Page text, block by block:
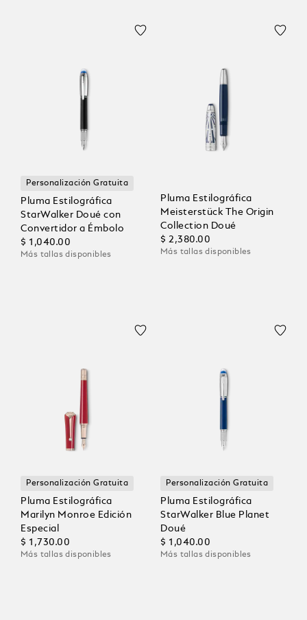
Personalización Gratuita
Pluma Estilográfica
StarWalker Doué con
Convertidor a Émbolo
$ 1,040.00
Más tallas disponibles
Pluma Estilográfica
Meisterstück The Origin
Collection Doué
$ 2,380.00
Más tallas disponibles
Personalización Gratuita
Pluma Estilográfica
Marilyn Monroe Edición
Especial
$ 1,730.00
Más tallas disponibles
Personalización Gratuita
Pluma Estilográfica
StarWalker Blue Planet
Doué
$ 1,040.00
Más tallas disponibles